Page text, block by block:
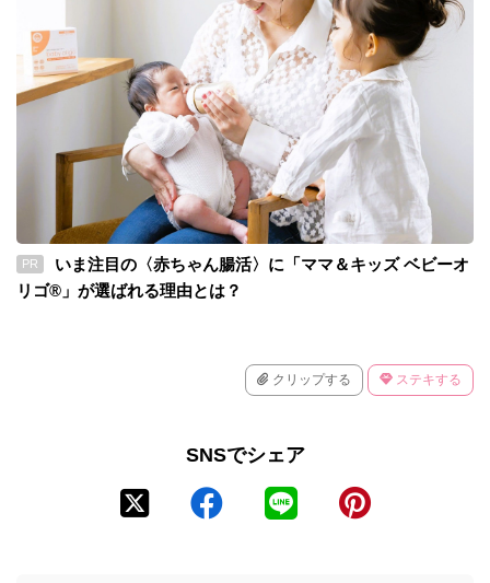
PR
いま注目の〈赤ちゃん腸活〉に「ママ＆キッズ ベビーオ
リゴ®」が選ばれる理由とは？
クリップする ステキする
SNSでシェア